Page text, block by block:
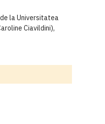
la Universitatea
Ciavildini),